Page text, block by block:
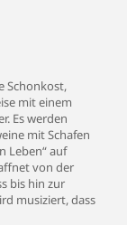
Schonkost,
mit einem
Es werden
mit Schafen
Leben“ auf
von der
bis hin zur
musiziert, dass